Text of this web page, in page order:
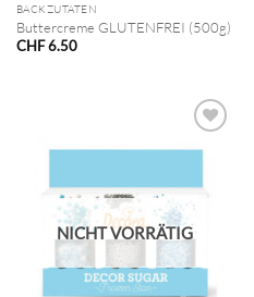
BACKZUTATEN
Buttercreme GLUTENFREI (500g)
CHF6.50
NICHT VORRÄTIG